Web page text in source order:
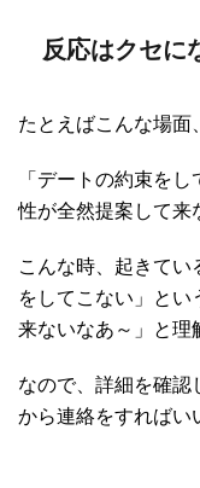
反応はクセに
たとえばこんな場面
「デートの約束を
性が全然提案して来
こんな時、起きて
をしてこない」と
来ないなあ～」と理
なので、詳細を確認
から連絡をすればい